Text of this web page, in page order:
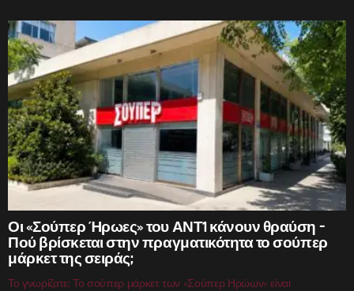
Οι «Σούπερ Ήρωες» του ΑΝΤ1 κάνουν θραύση –
Πού βρίσκεται στην πραγματικότητα το σούπερ
μάρκετ της σειράς;
Το γνωρίζατε; Το σούπερ μάρκετ των «Σούπερ Ηρώων» είναι